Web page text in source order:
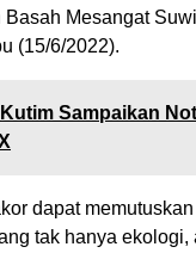
Mesangat
(15/6/2022).
Sampaikan
dapat
tak hanya ekologi,